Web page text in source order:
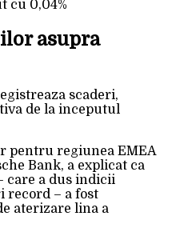
cu 0,04%
asupra
pentru regiunea EMEA
Bank, a explicat ca
care a dus indicii
record – a fost
aterizare lina a